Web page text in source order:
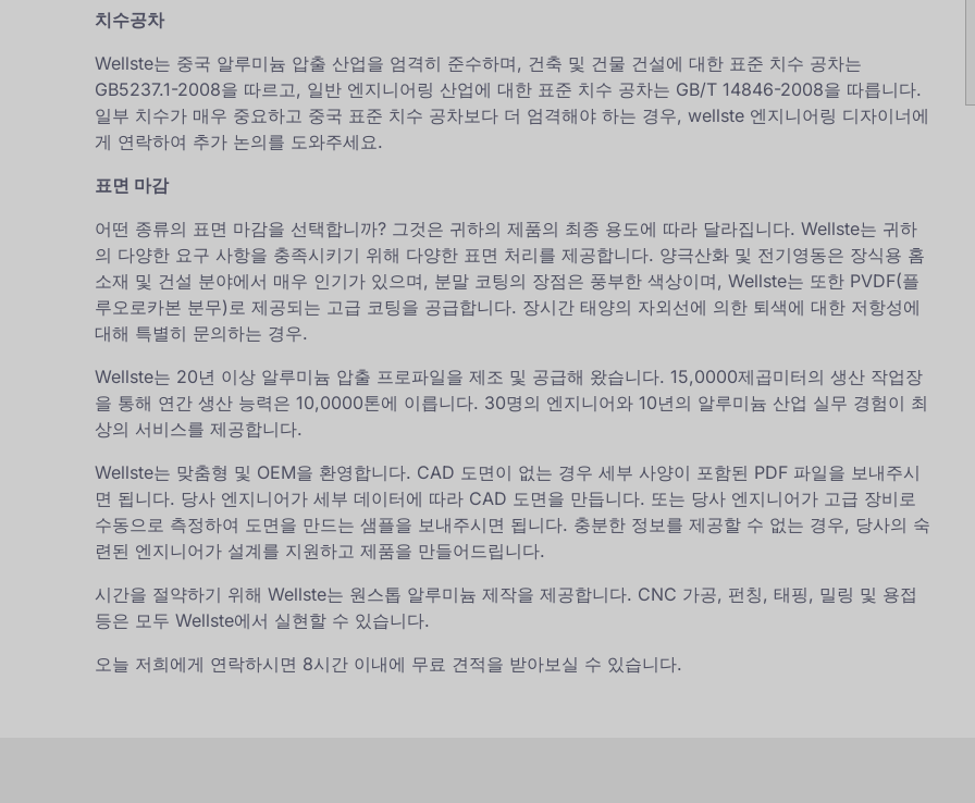
치수공차
Wellste는 중국 알루미늄 압출 산업을 엄격히 준수하며, 건축 및 건물 건설에 대한 표준 치수 공차는
GB5237.1-2008을 따르고, 일반 엔지니어링 산업에 대한 표준 치수 공차는 GB/T 14846-2008을 따릅니다.
일부 치수가 매우 중요하고 중국 표준 치수 공차보다 더 엄격해야 하는 경우, wellste 엔지니어링 디자이너에
게 연락하여 추가 논의를 도와주세요.
표면 마감
어떤 종류의 표면 마감을 선택합니까? 그것은 귀하의 제품의 최종 용도에 따라 달라집니다. Wellste는 귀하
의 다양한 요구 사항을 충족시키기 위해 다양한 표면 처리를 제공합니다. 양극산화 및 전기영동은 장식용 홈
소재 및 건설 분야에서 매우 인기가 있으며, 분말 코팅의 장점은 풍부한 색상이며, Wellste는 또한 PVDF(플
루오로카본 분무)로 제공되는 고급 코팅을 공급합니다. 장시간 태양의 자외선에 의한 퇴색에 대한 저항성에
대해 특별히 문의하는 경우.
Wellste는 20년 이상 알루미늄 압출 프로파일을 제조 및 공급해 왔습니다. 15,0000제곱미터의 생산 작업장
을 통해 연간 생산 능력은 10,0000톤에 이릅니다. 30명의 엔지니어와 10년의 알루미늄 산업 실무 경험이 최
상의 서비스를 제공합니다.
Wellste는 맞춤형 및 OEM을 환영합니다. CAD 도면이 없는 경우 세부 사양이 포함된 PDF 파일을 보내주시
면 됩니다. 당사 엔지니어가 세부 데이터에 따라 CAD 도면을 만듭니다. 또는 당사 엔지니어가 고급 장비로
수동으로 측정하여 도면을 만드는 샘플을 보내주시면 됩니다. 충분한 정보를 제공할 수 없는 경우, 당사의 숙
련된 엔지니어가 설계를 지원하고 제품을 만들어드립니다.
시간을 절약하기 위해 Wellste는 원스톱 알루미늄 제작을 제공합니다. CNC 가공, 펀칭, 태핑, 밀링 및 용접
등은 모두 Wellste에서 실현할 수 있습니다.
오늘 저희에게 연락하시면 8시간 이내에 무료 견적을 받아보실 수 있습니다.